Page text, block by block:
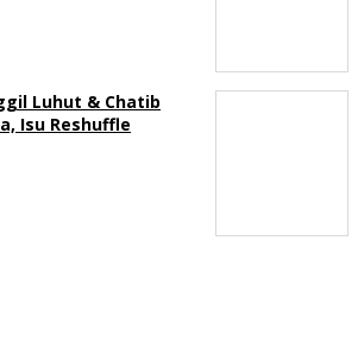
Luhut & Chatib
Isu Reshuffle